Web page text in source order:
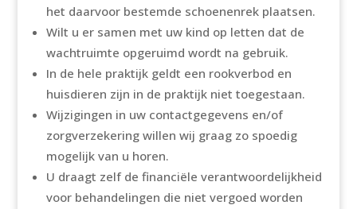
het daarvoor bestemde schoenenrek plaatsen.
Wilt u er samen met uw kind op letten dat de
wachtruimte opgeruimd wordt na gebruik.
In de hele praktijk geldt een rookverbod en
huisdieren zijn in de praktijk niet toegestaan.
Wijzigingen in uw contactgegevens en/of
zorgverzekering willen wij graag zo spoedig
mogelijk van u horen.
U draagt zelf de financiële verantwoordelijkheid
voor behandelingen die niet vergoed worden